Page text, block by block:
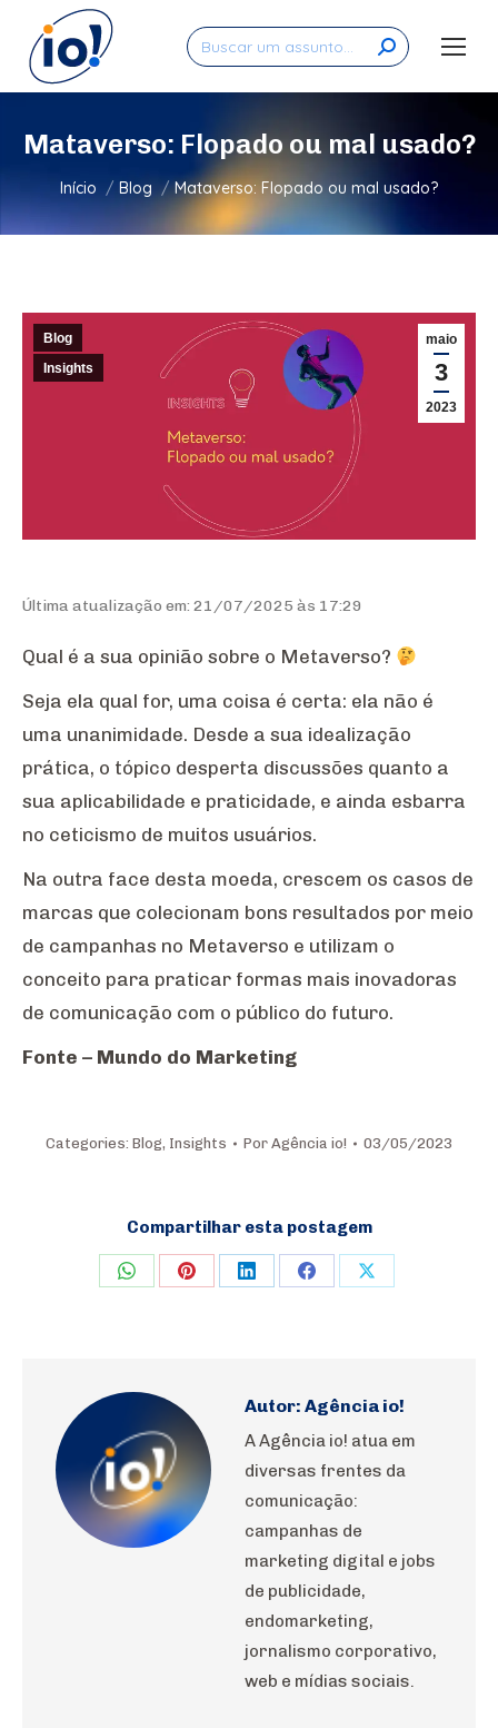
Search:
Mataverso: Flopado ou mal usado?
Você está aqui:
Início Blog Mataverso: Flopado ou mal usado?
maio
3
2023
Blog
Insights
Última atualização em: 21/07/2025 às 17:29
Qual é a sua opinião sobre o Metaverso?
Seja ela qual for, uma coisa é certa: ela não é
uma unanimidade. Desde a sua idealização
prática, o tópico desperta discussões quanto a
sua aplicabilidade e praticidade, e ainda esbarra
no ceticismo de muitos usuários.
Na outra face desta moeda, crescem os casos de
marcas que colecionam bons resultados por meio
de campanhas no Metaverso e utilizam o
conceito para praticar formas mais inovadoras
de comunicação com o público do futuro.
Fonte – Mundo do Marketing
Categories: Blog, Insights Por Agência io! 03/05/2023
Compartilhar esta postagem
Share Share Share Share Share
Autor: Agência io!
A Agência io! atua em
diversas frentes da
comunicação:
campanhas de
marketing digital e jobs
de publicidade,
endomarketing,
jornalismo corporativo,
web e mídias sociais.